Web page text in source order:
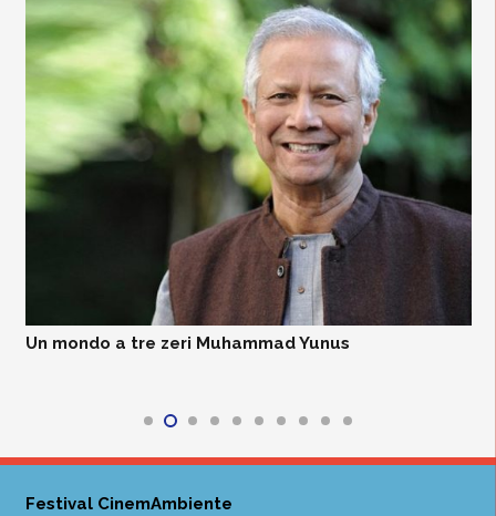
Un mondo a tre zeri Muhammad Yunus
Festival CinemAmbiente